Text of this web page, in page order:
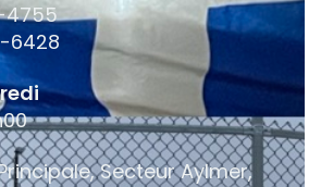
4755
6428
Principale, Secteur Aylmer,